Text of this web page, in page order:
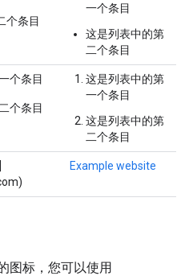
个条目
一个条目
这是列表中的第
二个条目
个条目
个条目
这是列表中的第
一个条目
这是列表中的第
二个条目
Example website
图标，您可以使用